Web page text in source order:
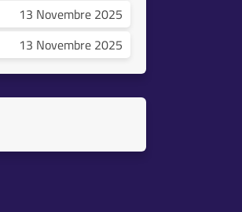
13 Novembre 2025
13 Novembre 2025